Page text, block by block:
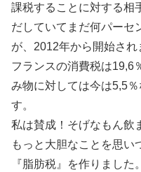
課税することに対する相
だしていてまだ何パーセ
が、2012年から開始され
フランスの消費税は19,6
み物に対しては今は5,5
す。
私は賛成！そげなもん飲
もっと大胆なことを思い
『脂肪税』を作りました。